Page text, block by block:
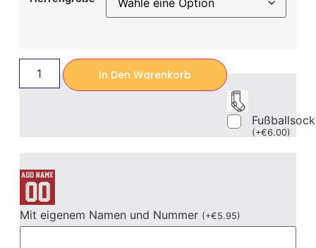
In Den Warenkorb
(+€6.00)
Mit eigenem Namen und Nummer (+€5.95)